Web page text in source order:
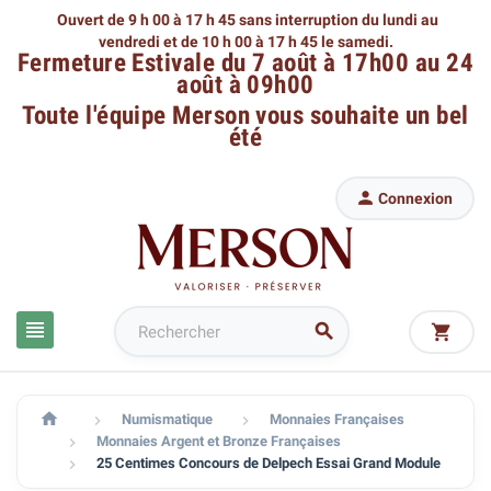
Ouvert de 9 h 00 à 17 h 45 sans interruption du lundi au
vendredi et de 10 h 00 à 17 h 45 le samedi.
Fermeture Estivale du 7 août à 17h00 au 24
août à 09h00
Toute l'équipe Mersonvous souhaite un bel
été
 
 Connexion

  Numismatique  Monnaies Françaises
 Monnaies Argent et Bronze Françaises
 25 Centimes Concours de Delpech Essai Grand Module